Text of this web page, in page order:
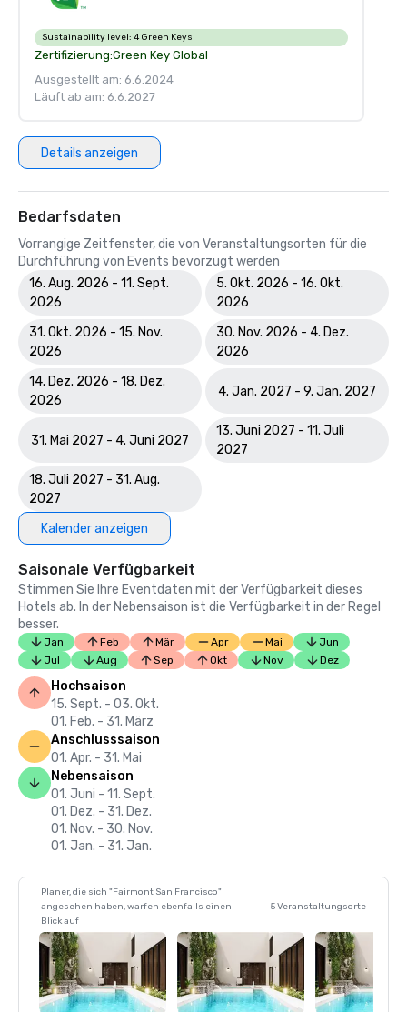
Sustainability level: 4 Green Keys
Zertifizierung:Green Key Global
Ausgestellt am: 6.6.2024
Läuft ab am: 6.6.2027
Details anzeigen
Bedarfsdaten
Vorrangige Zeitfenster, die von Veranstaltungsorten für die
Durchführung von Events bevorzugt werden
16. Aug. 2026 - 11. Sept.
2026
5. Okt. 2026 - 16. Okt.
2026
31. Okt. 2026 - 15. Nov.
2026
30. Nov. 2026 - 4. Dez.
2026
14. Dez. 2026 - 18. Dez.
2026
4. Jan. 2027 - 9. Jan. 2027
31. Mai 2027 - 4. Juni 2027
13. Juni 2027 - 11. Juli
2027
18. Juli 2027 - 31. Aug.
2027
Kalender anzeigen
Saisonale Verfügbarkeit
Stimmen Sie Ihre Eventdaten mit der Verfügbarkeit dieses
Hotels ab. In der Nebensaison ist die Verfügbarkeit in der Regel
besser.
Jan Feb Mär Apr Mai
Jun
Jul
Aug Sep Okt Nov Dez
Hochsaison
15. Sept. - 03. Okt.
01. Feb. - 31. März
Anschlusssaison
01. Apr. - 31. Mai
Nebensaison
01. Juni - 11. Sept.
01. Dez. - 31. Dez.
01. Nov. - 30. Nov.
01. Jan. - 31. Jan.
Planer, die sich "Fairmont San Francisco"
angesehen haben, warfen ebenfalls einen
Blick auf
5 Veranstaltungsorte